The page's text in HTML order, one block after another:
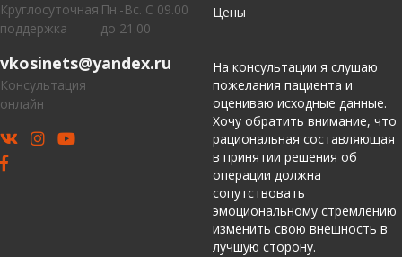
Круглосуточная
поддержка
vkosinets@yandex.ru
Консультация
онлайн
Пн.-Вс. С 09.00
до 21.00
Цены
На консультации я слушаю
пожелания пациента и
оцениваю исходные данные.
Хочу обратить внимание, что
рациональная составляющая
в принятии решения об
операции должна
сопутствовать
эмоциональному стремлению
изменить свою внешность в
лучшую сторону.